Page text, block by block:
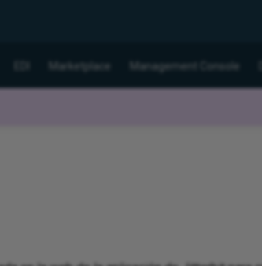
Marketplace Management Console